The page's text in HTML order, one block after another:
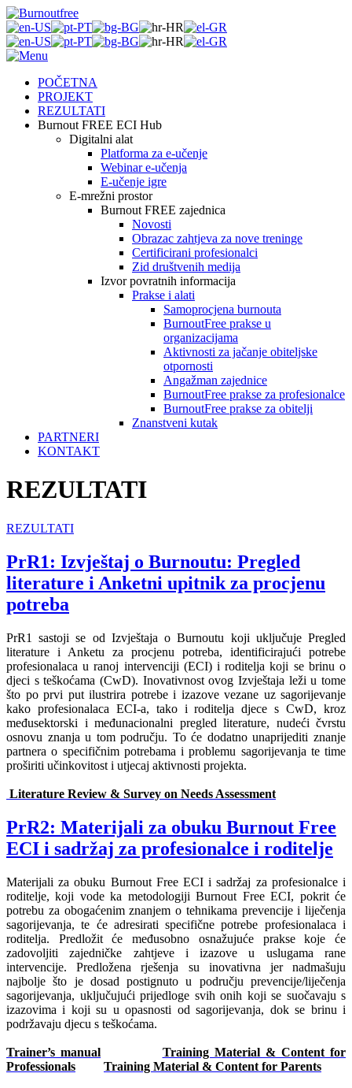
POČETNA
PROJEKT
REZULTATI
Burnout FREE ECI Hub
Digitalni alat
Platforma za e-učenje
Webinar e-učenja
E-učenje igre
E-mrežni prostor
Burnout FREE zajednica
Novosti
Obrazac zahtjeva za nove treninge
Certificirani profesionalci
Zid društvenih medija
Izvor povratnih informacija
Prakse i alati
Samoprocjena burnouta
BurnoutFree prakse u
organizacijama
Aktivnosti za jačanje obiteljske
otpornosti
Angažman zajednice
BurnoutFree prakse za profesionalce
BurnoutFree prakse za obitelji
Znanstveni kutak
PARTNERI
KONTAKT
REZULTATI
REZULTATI
PrR1: Izvještaj o Burnoutu: Pregled
literature i Anketni upitnik za procjenu
potreba
PrR1 sastoji se od Izvještaja o Burnoutu koji uključuje Pregled
literature i Anketu za procjenu potreba, identificirajući potrebe
profesionalaca u ranoj intervenciji (ECI) i roditelja koji se brinu o
djeci s teškoćama (CwD). Inovativnost ovog Izvještaja leži u tome
što po prvi put ilustrira potrebe i izazove vezane uz sagorijevanje
kako profesionalaca ECI-a, tako i roditelja djece s CwD, kroz
međusektorski i međunacionalni pregled literature, nudeći čvrstu
osnovu znanja u tom području. To će dodatno unaprijediti znanje
partnera o specifičnim potrebama i problemu sagorijevanja te time
proširiti učinkovitost i utjecaj aktivnosti projekta.
Literature Review & Survey on Needs Assessment
PrR2: Materijali za obuku Burnout Free
ECI i sadržaj za profesionalce i roditelje
Materijali za obuku Burnout Free ECI i sadržaj za profesionalce i
roditelje, koji vode ka metodologiji Burnout Free ECI, pokrit će
potrebu za obogaćenim znanjem o tehnikama prevencije i liječenja
sagorijevanja, te će adresirati specifične potrebe profesionalaca i
roditelja. Predložit će međusobno osnažujuće prakse koje će
zadovoljiti zajedničke zahtjeve i izazove u uslugama rane
intervencije. Predložena rješenja su inovativna jer nadmašuju
najbolje što je dosad postignuto u području prevencije/liječenja
sagorijevanja, uključujući prijedloge svih onih koji se suočavaju s
izazovima i koji su u opasnosti od sagorijevanja, dok se brinu i
podržavaju djecu s teškoćama.
Trainer’s manual
Training Material & Content for
Professionals
Training Material & Content for Parents